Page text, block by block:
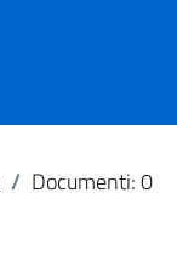
/ Documenti: 0